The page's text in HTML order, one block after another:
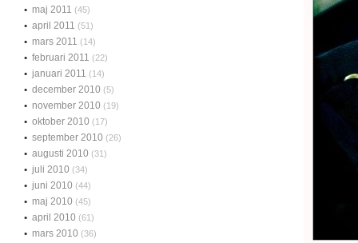
maj 2011 (45)
april 2011 (51)
mars 2011 (14)
februari 2011 (22)
januari 2011 (14)
december 2010 (5)
november 2010 (19)
oktober 2010 (17)
september 2010 (26)
augusti 2010 (31)
juli 2010 (34)
juni 2010 (44)
maj 2010 (45)
april 2010 (61)
mars 2010 (36)